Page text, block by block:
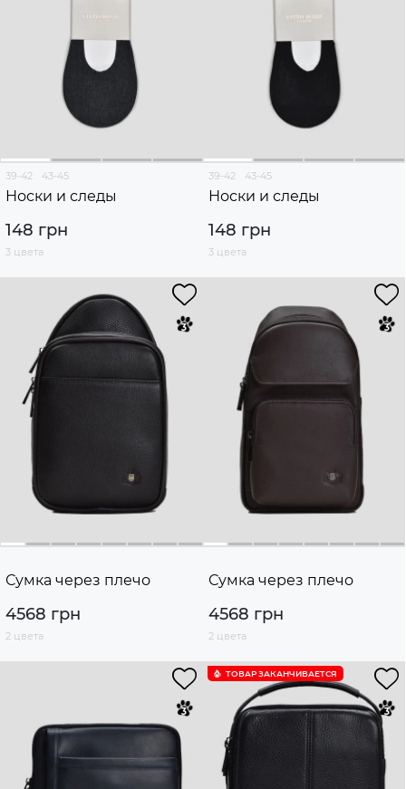
39-42 43-45
Носки и следы
148 грн
3 цвета
39-42 43-45
Носки и следы
148 грн
3 цвета
Сумка через плечо
4568 грн
2 цвета
Сумка через плечо
4568 грн
2 цвета
ТОВАР ЗАКАНЧИВАЕТСЯ